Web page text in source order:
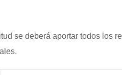
se deberá aportar todos los